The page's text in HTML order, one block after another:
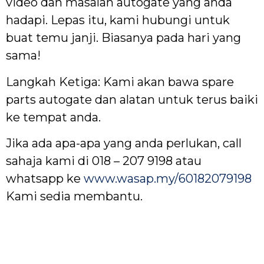
hadapi. Lepas itu, kami hubungi untuk
buat temu janji. Biasanya pada hari yang
sama!
Langkah Ketiga: Kami akan bawa spare
parts autogate dan alatan untuk terus baiki
ke tempat anda.
Jika ada apa-apa yang anda perlukan, call
sahaja kami di 018 – 207 9198 atau
whatsapp ke www.wasap.my/60182079198
Kami sedia membantu.